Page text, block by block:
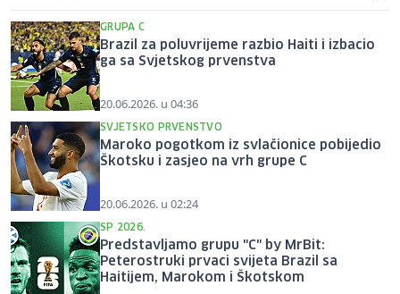
GRUPA C
Brazil za poluvrijeme razbio Haiti i izbacio
ga sa Svjetskog prvenstva
20.06.2026. u 04:36
SVJETSKO PRVENSTVO
Maroko pogotkom iz svlačionice pobijedio
Škotsku i zasjeo na vrh grupe C
20.06.2026. u 02:24
SP 2026.
Predstavljamo grupu "C" by MrBit:
Peterostruki prvaci svijeta Brazil sa
Haitijem, Marokom i Škotskom